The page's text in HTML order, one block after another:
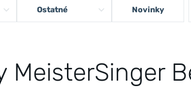
Ostatné Novinky
MeisterSinger